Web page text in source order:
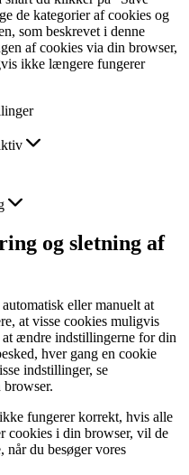
de kategorier af cookies og
som beskrevet i denne
af ​​cookies via din browser,
ikke længere fungerer
og sletning af
eller manuelt at
at visse cookies muligvis
ændre indstillingerne for din
hver gang en cookie
indstillinger, se
fungerer korrekt, hvis alle
cookies i din browser, vil de
når du besøger vores